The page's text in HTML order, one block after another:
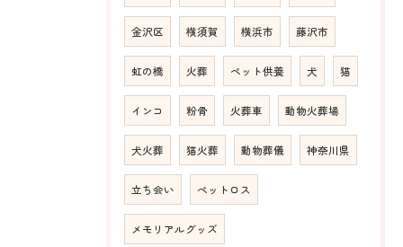
金沢区 横須賀 横浜市 藤沢市
虹の橋 火葬 ペット供養 犬 猫
インコ 粉骨 火葬車 動物火葬場
犬火葬 猫火葬 動物葬儀 神奈川県
立ち会い ペットロス
メモリアルグッズ